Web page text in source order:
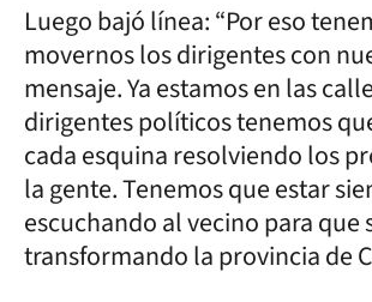
Luego bajó línea: “Por eso
movernos los dirigentes con
mensaje. Ya estamos en las
dirigentes políticos tenemos
cada esquina resolviendo los
la gente. Tenemos que estar
escuchando al vecino para que
transformando la provincia de